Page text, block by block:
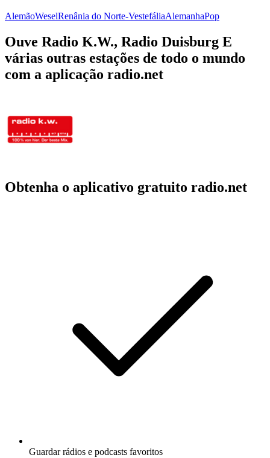
AlemãoWeselRenânia do Norte-VestefáliaAlemanhaPop
Ouve Radio K.W., Radio Duisburg E
várias outras estações de todo o mundo
com a aplicação radio.net
Obtenha o aplicativo gratuito radio.net
Guardar rádios e podcasts favoritos